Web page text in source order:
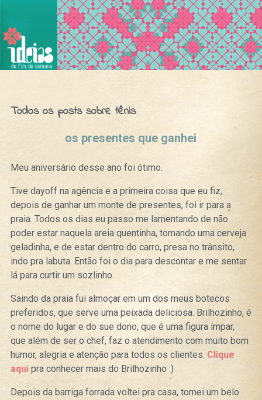
Ideias de Fim de Semana
Todos os posts sobre tênis
os presentes que ganhei
Meu aniversário desse ano foi ótimo.
Tive dayoff na agência e a primeira coisa que eu fiz,
depois de ganhar um monte de presentes, foi ir para a
praia. Todos os dias eu passo me lamentando de não
poder estar naquela areia quentinha, tomando uma cerveja
geladinha, e de estar dentro do carro, presa no trânsito,
indo pra labuta. Então foi o dia para descontar e me sentar
lá para curtir um sozlinho.
Saindo da praia fui almoçar em um dos meus botecos
preferidos, que serve uma peixada deliciosa. Brilhozinho, é
o nome do lugar e do sue dono, que é uma figura ímpar,
que além de ser o chef, faz o atendimento com muito bom
humor, alegria e atenção para todos os clientes. Clique
aquipra conhecer mais do Brilhozinho :)
Depois da barriga forrada voltei pra casa, tomei um belo